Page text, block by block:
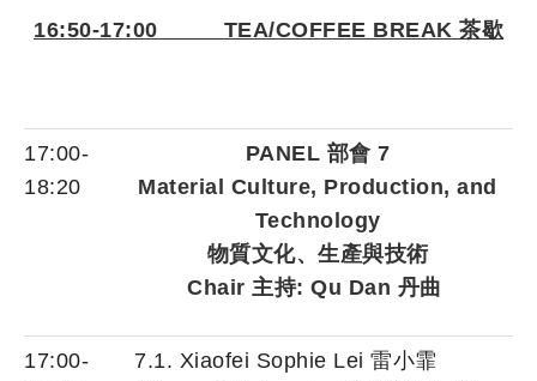
16:50-17:00 TEA/COFFEE BREAK 茶歇
17:00-
18:20
PANEL 部會 7
Material Culture, Production, and
Technology
物質文化、生產與技術
Chair 主持: Qu Dan 丹曲
17:00-
7.1. Xiaofei Sophie Lei 雷小霏